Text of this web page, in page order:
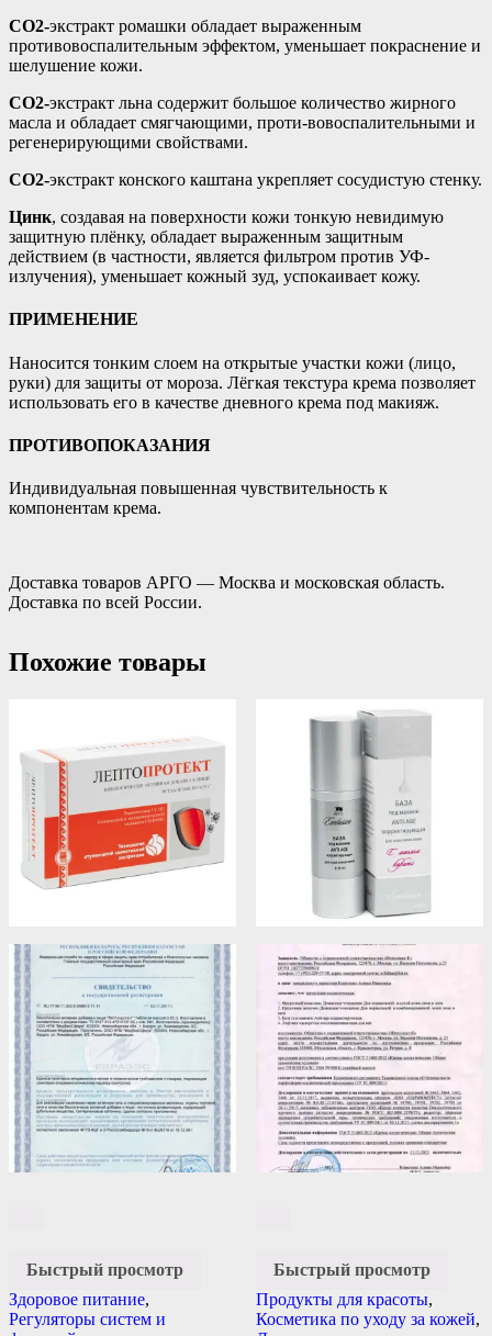
СО2-экстракт ромашки обладает выраженным
противовоспалительным эффектом, уменьшает покраснение и
шелушение кожи.
СО2-экстракт льна содержит большое количество жирного
масла и обладает смягчающими, проти-вовоспалительными и
регенерирующими свойствами.
СО2-экстракт конского каштана укрепляет сосудистую стенку.
Цинк, создавая на поверхности кожи тонкую невидимую
защитную плёнку, обладает выраженным защитным
действием (в частности, является фильтром против УФ-
излучения), уменьшает кожный зуд, успокаивает кожу.
ПРИМЕНЕНИЕ
Наносится тонким слоем на открытые участки кожи (лицо,
руки) для защиты от мороза. Лёгкая текстура крема позволяет
использовать его в качестве дневного крема под макияж.
ПРОТИВОПОКАЗАНИЯ
Индивидуальная повышенная чувствительность к
компонентам крема.
Доставка товаров АРГО — Москва и московская область.
Доставка по всей России.
Похожие товары
Быстрый просмотр
Здоровое питание,
Регуляторы систем и
Быстрый просмотр
Продукты для красоты,
Косметика по уходу за кожей,